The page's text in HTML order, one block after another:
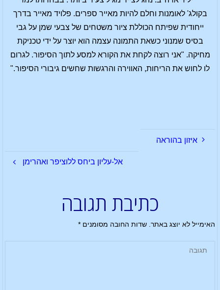
בקולג' לאומנות וחלם להיות מאייר ספרים. פלויד מאייר בדרך
ייחודית שפיתח הכוללת ציור משטחים של צבעי שמן על גבי
בסיס שמנוני כשאת התמונה עצמה הוא יוצר על ידי טכניקת
מחיקה. "אני רוצה לקחת את הקורא למסע לתוך הסיפור. לגרום
לו לחוש את הריחות, האווירה והרגשות שחשים גיבורי הסיפור."
איזון בהוראה
אל-עליון ביחס ללוציפר ואהרימן
כתיבת תגובה
האימייל לא יוצג באתר. שדות החובה מסומנים*